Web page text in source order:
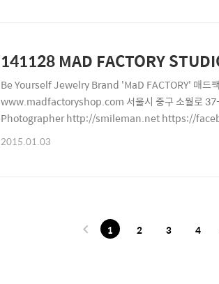
141128 MAD FACTORY
Be Yourself Jewelry Brand 'MaD FACTORY' 매드
www.madfactoryshop.com 서울시 중구 소월로
Photographer http://smileman.net https://
2015.01.03
1 2 3 4